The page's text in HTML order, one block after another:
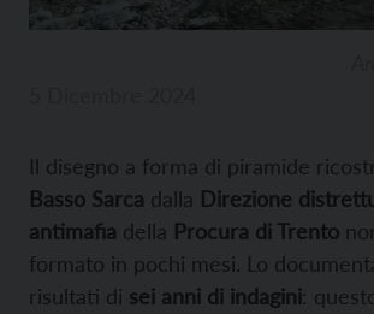
Il disegno a forma di piramide
Basso Sarca dalla Direzione
antimafia della Procura di Trento
formato in pochi mesi. Lo
risultati di sei anni di indagini: